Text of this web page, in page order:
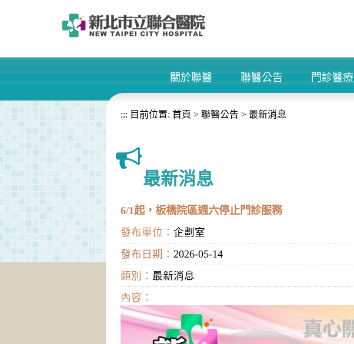
+
關於聯醫
+
聯醫公告
+
門診醫療
::: 目前位置: 首頁 > 聯醫公告 > 最新消息
最新消息
6/1起，板橋院區週六停止門診服務
發布單位： 企劃室
發布日期： 2026-05-14
類別： 最新消息
內容：